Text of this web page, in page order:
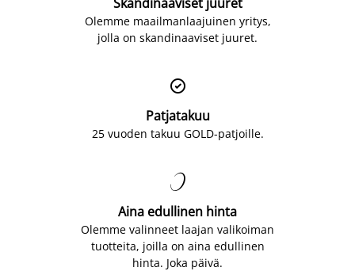
Olemme maailmanlaajuinen yritys,
jolla on skandinaaviset juuret.

Patjatakuu
25 vuoden takuu GOLD-patjoille.

Aina edullinen hinta
Olemme valinneet laajan valikoiman
tuotteita, joilla on aina edullinen
hinta. Joka päivä.